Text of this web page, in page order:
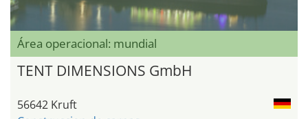
Área operacional: mundial
TENT DIMENSIONS GmbH
56642 Kruft